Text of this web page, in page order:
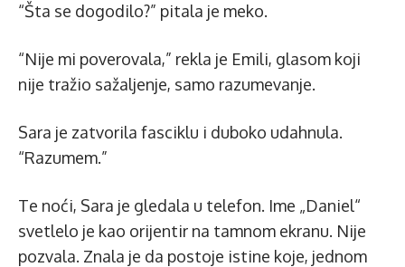
“Šta se dogodilo?” pitala je meko.
“Nije mi poverovala,” rekla je Emili, glasom koji
nije tražio sažaljenje, samo razumevanje.
Sara je zatvorila fasciklu i duboko udahnula.
“Razumem.”
Te noći, Sara je gledala u telefon. Ime „Daniel“
svetlelo je kao orijentir na tamnom ekranu. Nije
pozvala. Znala je da postoje istine koje, jednom